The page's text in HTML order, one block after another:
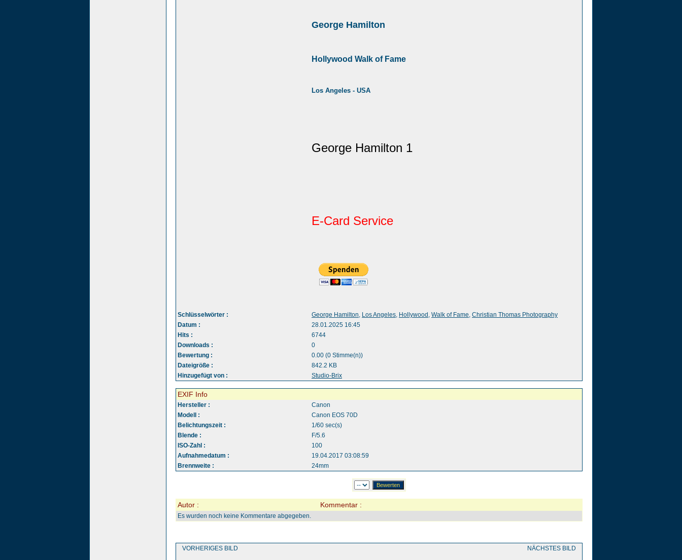
George Hamilton
Hollywood Walk of Fame
Los Angeles - USA
George Hamilton 1
E-Card Service
Schlüsselwörter : George Hamilton, Los Angeles, Hollywood , Walk of Fame, Christian Thomas Photography
Datum :
28.01.2025 16:45
Hits :
6744
Downloads :
0
Bewertung :
0.00 (0 Stimme(n))
Dateigröße :
842.2 KB
Hinzugefügt von :
Studio-Brix
EXIF Info
Hersteller :
Canon
Modell :
Canon EOS 70D
Belichtungszeit :
1/60 sec(s)
Blende :
F/5.6
ISO-Zahl :
100
Aufnahmedatum :
19.04.2017 03:08:59
Brennweite :
24mm
Autor : Kommentar :
Es wurden noch keine Kommentare abgegeben.
VORHERIGES BILD
NÄCHSTES BILD